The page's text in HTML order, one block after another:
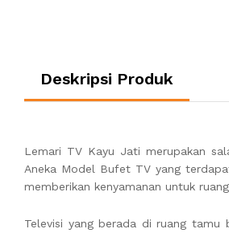
Deskripsi Produk
Lemari TV Kayu Jati merupakan
Aneka Model Bufet TV yang
memberikan kenyamanan untuk
Televisi yang berada di ruang tamu